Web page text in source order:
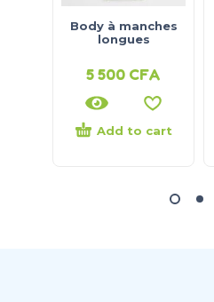
Body à manches
longues
5 500 CFA
Add to cart